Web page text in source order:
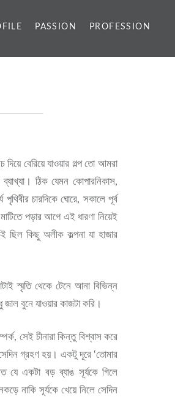
PASSION PROFESSION
দিয়ে বেরিয়ে যাওয়ার গল্প তো আমরা
ঠিক যেমন কোপারনিকাস,
চারদিকে ঘোরে, সকালে পূর্ব
পড়ার আগে এই ধারণা নিয়েই
কিছু অলীক কল্পনা যা হাজার
স্মৃতি থেকে টেনে আনা বিভিন্ন
বুনে যাওয়ার কাজটা করি।
সেই চীনারা কিন্তু বিশ্বাস করে
গ্রহণ হয়। একটু দূরে ‘তোমার
যে একটা বড় ব্যাঙ সূর্যকে গিলে
নাকি সূর্যকে খেয়ে নিলে সেদিন